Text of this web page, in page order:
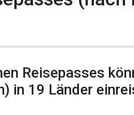
Reisepasses
in 19 Länder